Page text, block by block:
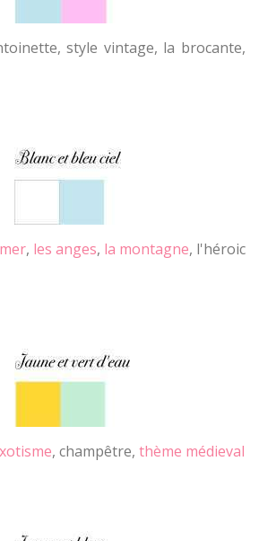
style vintage, la brocante,
, les anges, la montagne, l'héroic
, champêtre, thème médieval